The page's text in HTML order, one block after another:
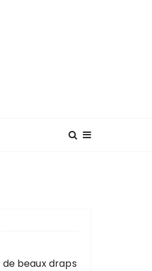
beaux draps